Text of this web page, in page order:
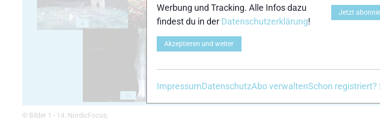
6 7 8
11
© Bilder 1 - 14: NordicFocus;
Werbung und Tracking. Alle Infos dazu
findest du in der Datenschutzerklärung!
Akzeptieren und weiter
Jetzt
ImpressumDatenschutzAbo verwaltenSchon registriert?